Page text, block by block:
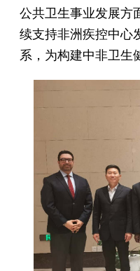
公共卫生事业发展方
续支持非洲疾控中心
系，为构建中非卫生